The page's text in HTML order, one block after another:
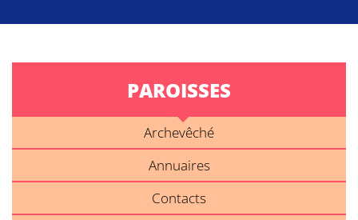
PAROISSES
Archevêché
Annuaires
Contacts